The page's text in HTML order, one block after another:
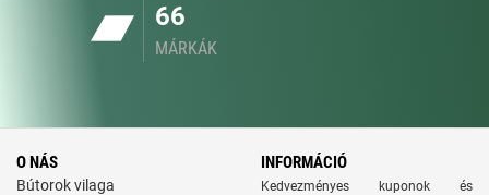
66
MÁRKÁK
O NÁS
Bútorok vilaga
INFORMÁCIÓ
Kedvezményes kuponok és